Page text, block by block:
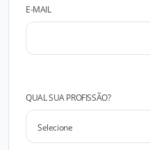
E-MAIL
QUAL SUA PROFISSÃO?